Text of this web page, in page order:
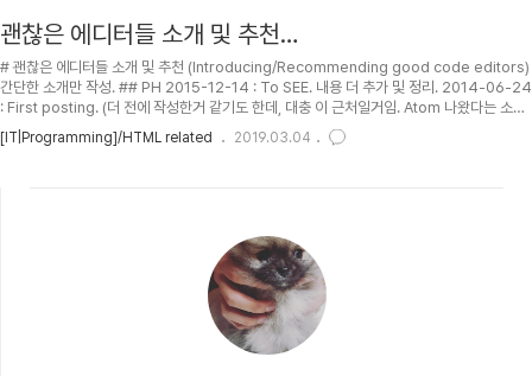
괜찮은 에디터들 소개 및 추천
(Introducing/Recommending good code editors)
# 괜찮은 에디터들 소개 및 추천 (Introducing/Recommending good code editors)
간단한 소개만 작성. ## PH 2015-12-14 : To SEE. 내용 더 추가 및 정리. 2014-06-24
: First posting. (더 전에 작성한거 같기도 한데, 대충 이 근처일거임. Atom 나왔다는 소식
듣고 바로 작성했나? 그 이전에 sublime text 써보고 너무 괜찮았어서 작성했나?) ##
TOC ## Sublime Text 구글 출신 개발자가 만든 멋있는 에디터 . (이거 제대로 만들려고
[IT|Programming]/HTML related 2019.03.04